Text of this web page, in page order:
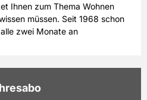
Ihnen zum Thema Wohnen
müssen. Seit 1968 schon
zwei Monate an
Architektur informiert sein
sich für ein Jahresabo des